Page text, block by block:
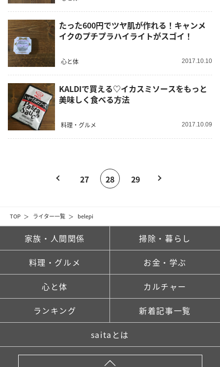
TOP ライター一覧 belepi
たった600円でツヤ肌が作れる！キャンメ
イクのプチプラハイライトがスゴイ！
心と体 2017.10.10
KALDIで買える♡イカスミソースをもっと
美味しく食べる方法
料理・グルメ 2017.10.09
27 28 29
家族・人間関係 掃除・暮らし
料理・グルメ お金・学ぶ
心と体 カルチャー
ランキング 新着記事一覧
saitaとは